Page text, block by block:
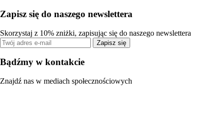
Zapisz się do naszego newslettera
Skorzystaj z 10% zniżki, zapisując się do naszego newslettera
Zapisz się
Bądźmy w kontakcie
Znajdź nas w mediach społecznościowych